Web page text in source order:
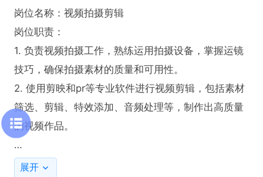
岗位名称：视频拍摄剪辑
岗位职责：
1. 负责视频拍摄工作，熟练运用拍摄设备，掌握运镜
技巧，确保拍摄素材的质量和可用性。
2. 使用剪映和pr等专业软件进行视频剪辑，包括素材
筛选、剪辑、特效添加、音频处理等，制作出高质量
的视频作品。
任职要求：
展开